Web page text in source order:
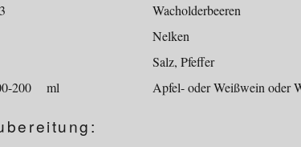
Wacholderbeeren
Nelken
Salz, Pfeffer
200
ml Apfel- oder Weißwein oder